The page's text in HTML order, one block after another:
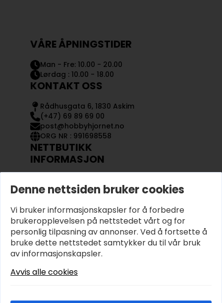
VÅRE ÅPNINGSTIDER
Man - Fre: 10.00 - 20.00
Lørdag : 10.00 - 18.00
KONTAKT OSS
Rådhusgata 6, 1830 Askim
(+47) 69 89 69 00
post@hobbyhjornet.no
ORG NR : 991698558
NETTBUTIKK
INFORMASJON
OM OSS
KJØPSVILKÅR OG BETINGELSER
PERSONVERN
Denne nettsiden bruker cookies
Vi bruker informasjonskapsler for å forbedre
brukeropplevelsen på nettstedet vårt og for
personlig tilpasning av annonser. Ved å fortsette å
bruke dette nettstedet samtykker du til vår bruk
av informasjonskapsler.
Avvis alle cookies